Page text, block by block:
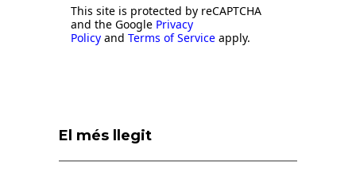
This site is protected by reCAPTCHA
and the Google Privacy
Policy and Terms of Service apply.
El més llegit